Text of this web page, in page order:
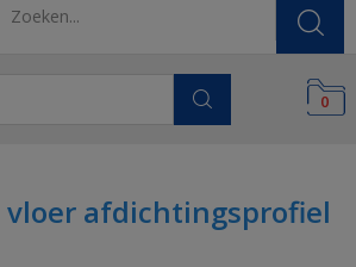
0
afdichtingsprofiel